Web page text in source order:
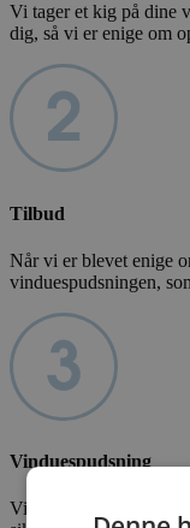
Vi tager et kig på dine
dig, så vi er enige om
Tilbud
Når vi er blevet enige
vinduespudsningen,
Vinduespudsning
Vi pudser og renser